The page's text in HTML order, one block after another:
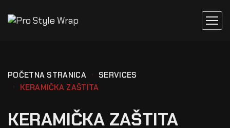
POČETNA STRANICA
SERVICES
KERAMIČKA ZAŠTITA
KERAMIČKA ZAŠTITA